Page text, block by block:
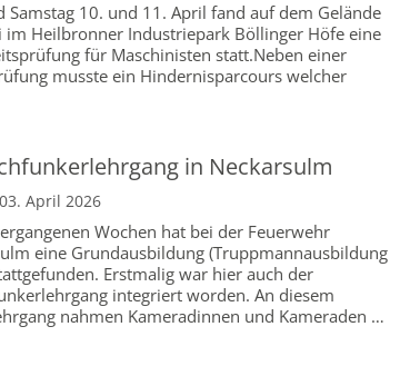
Samstag 10. und 11. April fand auf dem Gelände
im Heilbronner Industriepark Böllinger Höfe eine
für Maschinisten statt.Neben einer
musste ein Hindernisparcours welcher
in Neckarsulm
April 2026
Wochen hat bei der Feuerwehr
eine Grundausbildung (Truppmannausbildung
Erstmalig war hier auch der
integriert worden. An diesem
nahmen Kameradinnen und Kameraden …